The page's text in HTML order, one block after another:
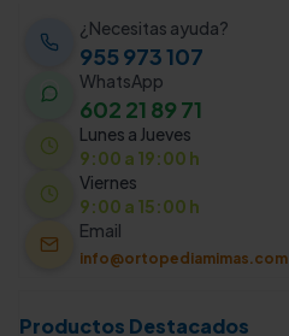
¿Necesitas ayuda?
955 973 107
WhatsApp
602 21 89 71
Lunes a Jueves
9:00 a 19:00 h
Viernes
9:00 a 15:00 h
Email
info@ortopediamimas.com
Productos Destacados